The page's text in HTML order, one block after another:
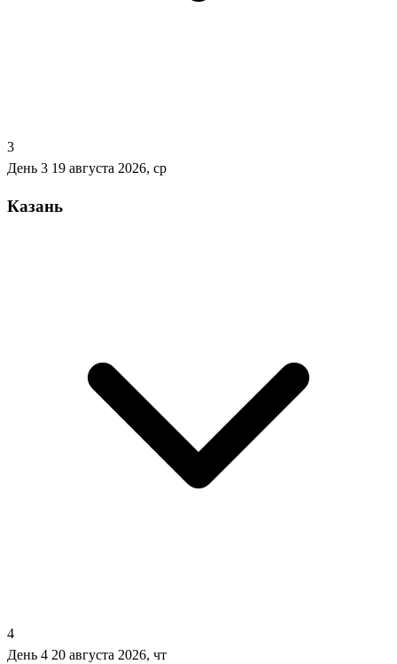
3
День 3 19 августа 2026, ср
Казань
4
День 4 20 августа 2026, чт